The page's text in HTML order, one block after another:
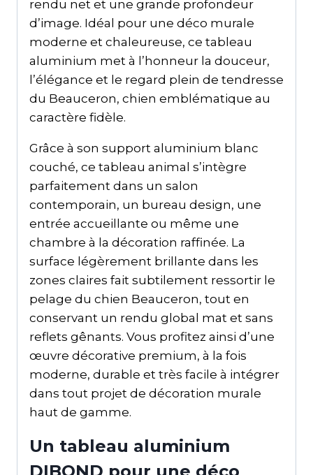
rendu net et une grande profondeur
d’image. Idéal pour une déco murale
moderne et chaleureuse, ce tableau
aluminium met à l’honneur la douceur,
l’élégance et le regard plein de tendresse
du Beauceron, chien emblématique au
caractère fidèle.
Grâce à son support aluminium blanc
couché, ce tableau animal s’intègre
parfaitement dans un salon
contemporain, un bureau design, une
entrée accueillante ou même une
chambre à la décoration raffinée. La
surface légèrement brillante dans les
zones claires fait subtilement ressortir le
pelage du chien Beauceron, tout en
conservant un rendu global mat et sans
reflets gênants. Vous profitez ainsi d’une
œuvre décorative premium, à la fois
moderne, durable et très facile à intégrer
dans tout projet de décoration murale
haut de gamme.
Un tableau aluminium